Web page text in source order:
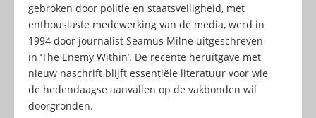
gebroken door politie en staatsveiligheid, met
enthousiaste medewerking van de media, werd in
1994 door journalist Seamus Milne uitgeschreven
in ‘The Enemy Within’. De recente heruitgave met
nieuw naschrift blijft essentiële literatuur voor wie
de hedendaagse aanvallen op de vakbonden wil
doorgronden.